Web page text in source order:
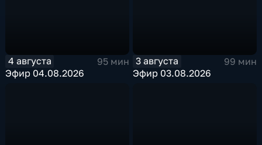
4 августа
95 мин
Эфир 04.08.2026
3 августа
99 мин
Эфир 03.08.2026